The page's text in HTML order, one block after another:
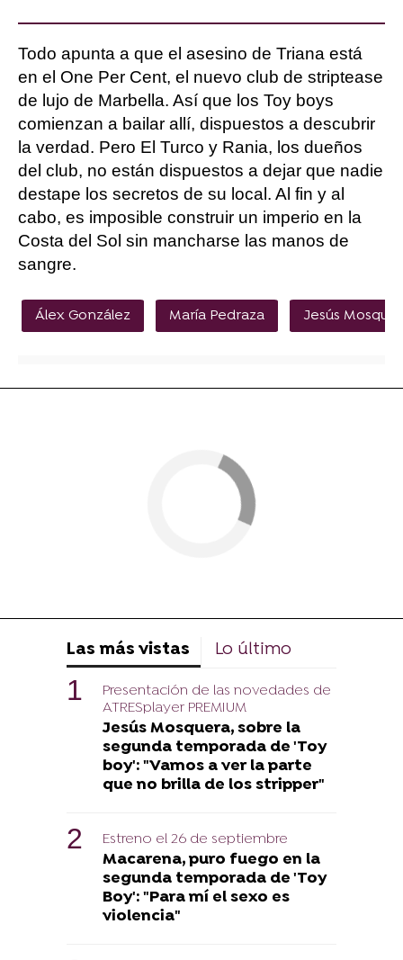
Todo apunta a que el asesino de Triana está
en el One Per Cent, el nuevo club de striptease
de lujo de Marbella. Así que los Toy boys
comienzan a bailar allí, dispuestos a descubrir
la verdad. Pero El Turco y Rania, los dueños
del club, no están dispuestos a dejar que nadie
destape los secretos de su local. Al fin y al
cabo, es imposible construir un imperio en la
Costa del Sol sin mancharse las manos de
sangre.
Álex González María Pedraza Jesús
Las más vistas Lo último
Presentación de las novedades de
ATRESplayer PREMIUM
Jesús Mosquera, sobre la
segunda temporada de 'Toy
boy': "Vamos a ver la parte
que no brilla de los stripper"
Estreno el 26 de septiembre
Macarena, puro fuego en la
segunda temporada de 'Toy
Boy': "Para mí el sexo es
violencia"